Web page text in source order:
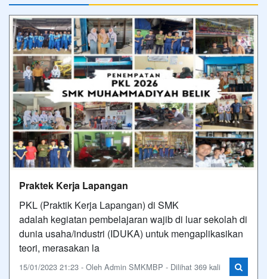
Praktek Kerja Lapangan
PKL (Praktik Kerja Lapangan) di SMK
adalah kegiatan pembelajaran wajib di luar sekolah di
dunia usaha/industri (IDUKA) untuk mengaplikasikan
teori, merasakan la
15/01/2023 21:23 - Oleh Admin SMKMBP - Dilihat 369 kali